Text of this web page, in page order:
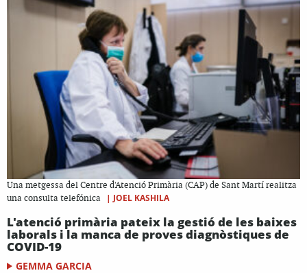
Una metgessa del Centre d'Atenció Primària (CAP) de Sant Martí realitza
una consulta telefónica
| JOEL KASHILA
L'atenció primària pateix la gestió de les baixes
laborals i la manca de proves diagnòstiques de
COVID-19
GEMMA GARCIA